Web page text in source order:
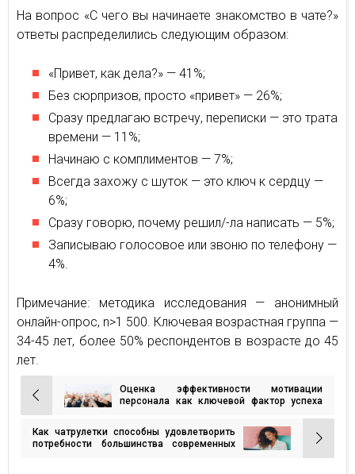
На вопрос «С чего вы начинаете знакомство в чате?»
ответы распределились следующим образом:
«Привет, как дела?» — 41%;
Без сюрпризов, просто «привет» — 26%;
Сразу предлагаю встречу, переписки — это трата
времени — 11%;
Начинаю с комплиментов — 7%;
Всегда захожу с шуток — это ключ к сердцу —
6%;
Сразу говорю, почему решил/-ла написать — 5%;
Записываю голосовое или звоню по телефону —
4%.
Примечание: методика исследования — анонимный
онлайн-опрос, n>1 500. Ключевая возрастная группа —
34-45 лет, более 50% респондентов в возрасте до 45
лет.
Навигация
по
записям
Оценка эффективности мотивации
персонала как ключевой фактор успеха
Как чатрулетки способны удовлетворить
потребности большинства современных